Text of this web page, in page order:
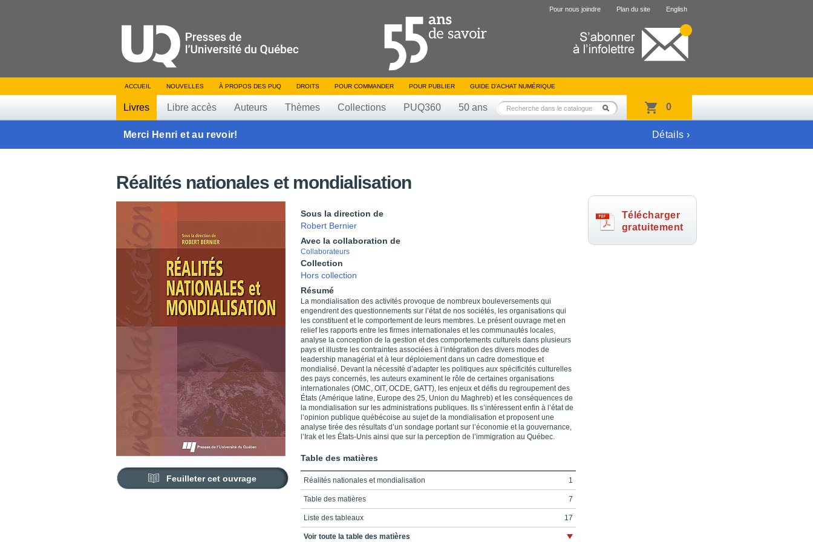
Pour nous joindre Plan du site English
ACCUEIL NOUVELLES À PROPOS DES PUQ DROITS POUR COMMANDER POUR PUBLIER GUIDE D’ACHAT NUMÉRIQUE
Livres Libre accès Auteurs Thèmes Collections PUQ360 50 ans 0
Merci Henri et au revoir! Détails ›
Réalités nationales et mondialisation
Feuilleter cet ouvrage
Sous la direction de
Robert Bernier
Avec la collaboration de
Collaborateurs
Collection
Hors collection
Résumé
La mondialisation des activités provoque de nombreux bouleversements qui
engendrent des questionnements sur l’état de nos sociétés, les organisations qui
les constituent et le comportement de leurs membres. Le présent ouvrage met en
relief les rapports entre les firmes internationales et les communautés locales,
analyse la conception de la gestion et des comportements culturels dans plusieurs
pays et illustre les contraintes associées à l’intégration des divers modes de
leadership managérial et à leur déploiement dans un cadre domestique et
mondialisé. Devant la nécessité d’adapter les politiques aux spécificités culturelles
des pays concernés, les auteurs examinent le rôle de certaines organisations
internationales (OMC, OIT, OCDE, GATT), les enjeux et défis du regroupement des
États (Amérique latine, Europe des 25, Union du Maghreb) et les conséquences de
la mondialisation sur les administrations publiques. Ils s’intéressent enfin à l’état de
l’opinion publique québécoise au sujet de la mondialisation et proposent une
analyse tirée des résultats d’un sondage portant sur l’économie et la gouvernance,
l’Irak et les États-Unis ainsi que sur la perception de l’immigration au Québec.
Table des matières
Réalités nationales et mondialisation 1
Table des matières 7
Liste des tableaux 17
Liste des figures 21
Voir toute la table des matières
Télécharger
gratuitement